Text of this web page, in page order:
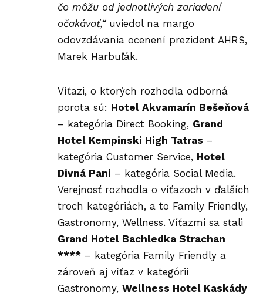
čo môžu od jednotlivých zariadení
očakávať,“uviedol na margo
odovzdávania ocenení prezident AHRS,
Marek Harbuľák.
Víťazi, o ktorých rozhodla odborná
porota sú: Hotel Akvamarín Bešeňová
– kategória Direct Booking, Grand
Hotel Kempinski High Tatras –
kategória Customer Service, Hotel
Divná Pani – kategória Social Media.
Verejnosť rozhodla o víťazoch v ďalších
troch kategóriách, a to Family Friendly,
Gastronomy, Wellness. Víťazmi sa stali
Grand Hotel Bachledka Strachan
**** – kategória Family Friendly a
zároveň aj víťaz v kategórii
Gastronomy, Wellness Hotel Kaskády